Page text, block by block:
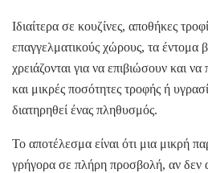
Ιδιαίτερα σε κουζίνες, αποθήκες
επαγγελματικούς χώρους, τα έντομα
χρειάζονται για να επιβιώσουν και
και μικρές ποσότητες τροφής ή
διατηρηθεί ένας πληθυσμός.
Το αποτέλεσμα είναι ότι μια μικρή
γρήγορα σε πλήρη προσβολή, αν δεν